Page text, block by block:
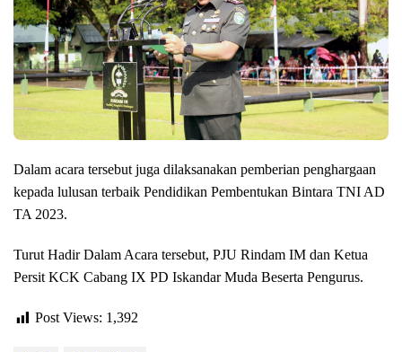
Dalam acara tersebut juga dilaksanakan pemberian penghargaan
kepada lulusan terbaik Pendidikan Pembentukan Bintara TNI AD
TA 2023.
Turut Hadir Dalam Acara tersebut, PJU Rindam IM dan Ketua
Persit KCK Cabang IX PD Iskandar Muda Beserta Pengurus.
Post Views: 1,392